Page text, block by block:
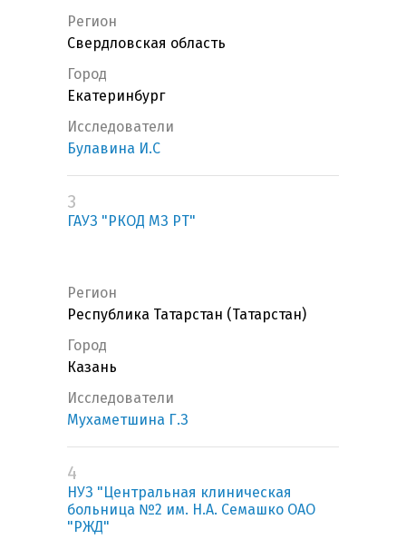
Регион
Свердловская область
Город
Екатеринбург
Исследователи
Булавина И.С
3
ГАУЗ "РКОД МЗ РТ"
Регион
Республика Татарстан (Татарстан)
Город
Казань
Исследователи
Мухаметшина Г.З
4
НУЗ "Центральная клиническая
больница №2 им. Н.А. Семашко ОАО
"РЖД"